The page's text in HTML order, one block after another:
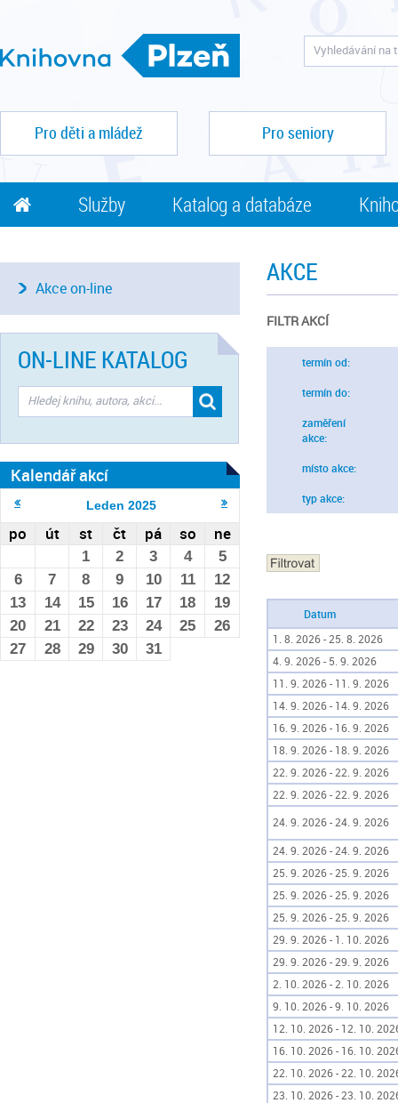
Pro děti a mládež Pro seniory
Služby Katalog a databáze
AKCE
FILTR AKCÍ
termín od:
termín do:
zaměření
akce:
místo akce:
typ akce:
Datum
1. 8. 2026 - 25. 8. 2026
4. 9. 2026 - 5. 9. 2026
11. 9. 2026 - 11. 9. 2026
14. 9. 2026 - 14. 9. 2026
16. 9. 2026 - 16. 9. 2026
18. 9. 2026 - 18. 9. 2026
22. 9. 2026 - 22. 9. 2026
22. 9. 2026 - 22. 9. 2026
24. 9. 2026 - 24. 9. 2026
24. 9. 2026 - 24. 9. 2026
25. 9. 2026 - 25. 9. 2026
25. 9. 2026 - 25. 9. 2026
25. 9. 2026 - 25. 9. 2026
29. 9. 2026 - 1. 10. 2026
29. 9. 2026 - 29. 9. 2026
2. 10. 2026 - 2. 10. 2026
9. 10. 2026 - 9. 10. 2026
12. 10. 2026 - 12. 10.
16. 10. 2026 - 16. 10.
22. 10. 2026 - 22. 10.
23. 10. 2026 - 23. 10.
Akce on-line
ON-LINE KATALOG
Kalendář akcí
Leden 2025
po út st čt pá so ne
1 2 3 4
5
6
7 8 9 10 11
12
13
14 15 16 17 18
19
20
21 22 23 24 25
26
27
28 29 30 31